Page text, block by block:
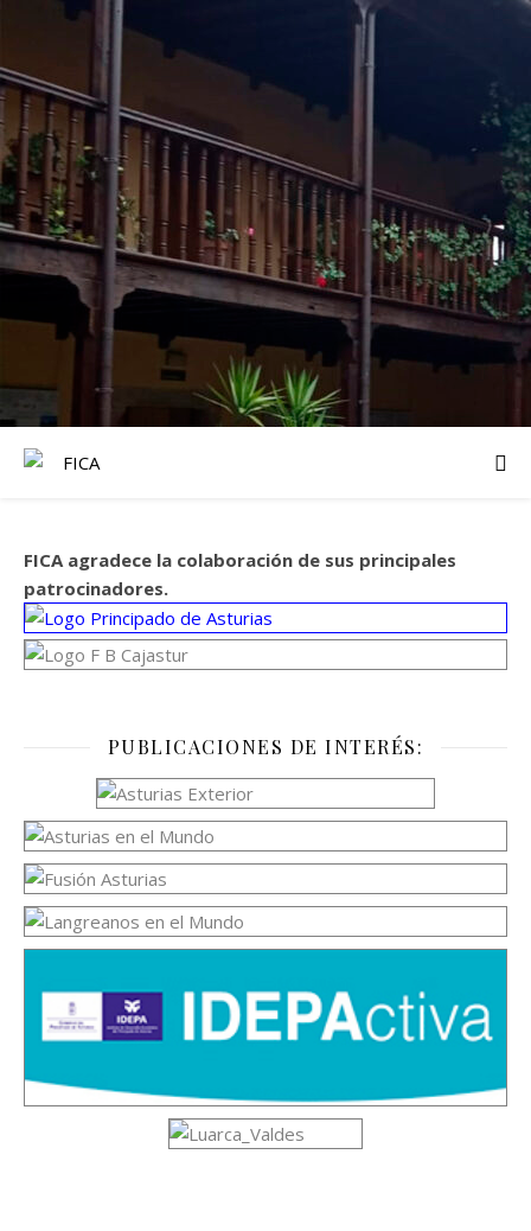
FICA agradece la colaboración de sus principales
patrocinadores.
PUBLICACIONES DE INTERÉS: